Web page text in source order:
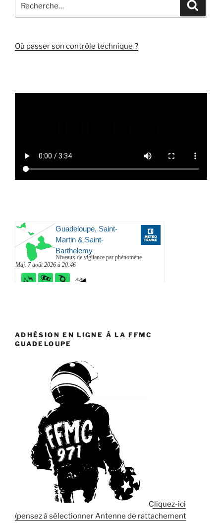
pour
Où passer son contrôle technique ?
ADHÉSION EN LIGNE À LA FFMC
GUADELOUPE
Cliquez-ici
(pensez à sélectionner Antenne de rattachement